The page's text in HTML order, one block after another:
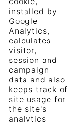
installed by
Google
Analytics,
calculates
visitor,
session and
campaign
data and also
keeps track of
site usage for
the site's
analytics